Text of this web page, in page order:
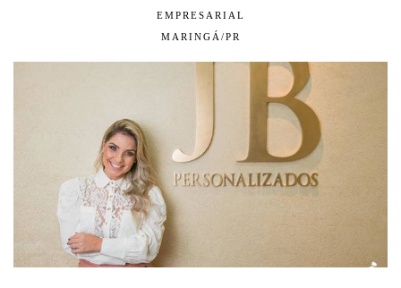
EMPRESARIAL
MARINGÁ/PR